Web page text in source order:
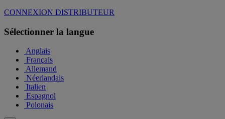
CONNEXION DISTRIBUTEUR
Sélectionner la langue
Anglais
Français
Allemand
Néerlandais
Italien
Espagnol
Polonais